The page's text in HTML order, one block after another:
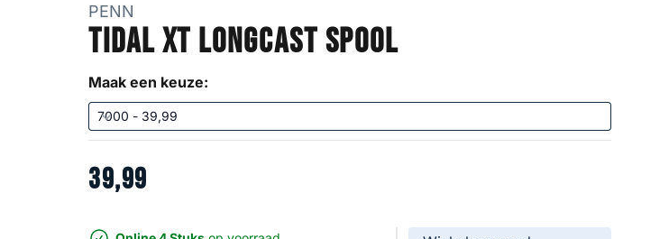
PENN
Tidal XT Longcast Spool
Maak een keuze:
39,99